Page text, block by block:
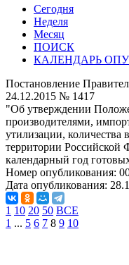
Сегодня
Неделя
Месяц
ПОИСК
КАЛЕНДАРЬ
Постановление
24.12.2015 № 1417
"Об утверждении
производителями,
утилизации,
территории Российской
календарный год
Номер опубликования:
Дата опубликования:
1 10 20 50 ВСЕ
1 ... 5 6 7 8 9 10